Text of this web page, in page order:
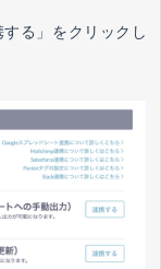
る」をクリックし